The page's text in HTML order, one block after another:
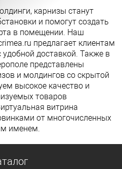
карнизы станут
и помогут создать
в помещении. Наш
предлагает клиентам
доставкой. Также в
представлены
и молдингов со скрытой
высокое качество и
товаров
витрина
от многочисленных
именем.